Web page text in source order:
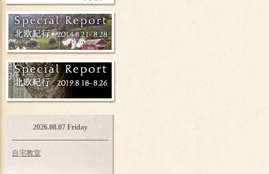
2026.08.07 Friday
自宅教室